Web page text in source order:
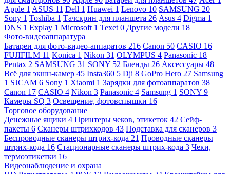
Apple 1 ASUS 11 Dell 1 Huawei 1 Lenovo 10 SAMSUNG 20
Sony 1 Toshiba 1 Тачскрин для планшета 26 Asus 4 Digma 1
DNS 1 Explay 1 Microsoft 1 Texet 0 Другие модели 18
Фото-видеоаппаратура
Батареи для фото-видео-аппаратов 216 Canon 50 CASIO 16
FUJIFILM 11 Konica 1 Nikon 31 OLYMPUS 4 Panasonic 18
Pentax 2 SAMSUNG 31 SONY 52 Бленды 26 Аксессуары 48
Всё для экшн-камер 45 Insta360 5 Dji 8 GoPro Hero 27 Samsung
1 SJCAM 6 Sony 1 Xiaomi 1 Зарядки для фотоаппаратов 38
Canon 17 CASIO 4 Nikon 3 Panasonic 4 Samsung 1 SONY 9
Камеры SQ 3 Освещение, фотовспышки 16
Торговое оборудование
Денежные ящики 4 Принтеры чеков, этикеток 42 Сейф-
пакеты 6 Сканеры штрихкодов 43 Подставка для сканеров 3
Беспроводные сканеры штрих-кода 21 Проводные сканеры
штрих-кода 16 Стационарные сканеры штрих-кода 3 Чеки,
термоэтикетки 16
Видеонаблюдение и охрана